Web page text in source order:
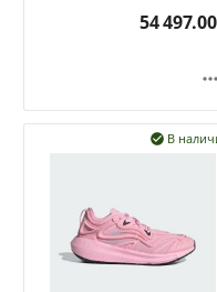
54 497.00

В
